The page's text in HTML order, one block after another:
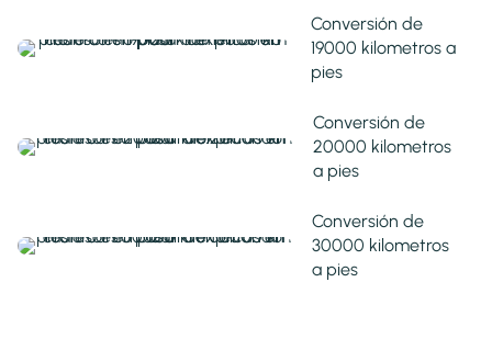
Conversión de
19000 kilometros a
pies
Conversión de
20000 kilometros
a pies
Conversión de
30000 kilometros
a pies